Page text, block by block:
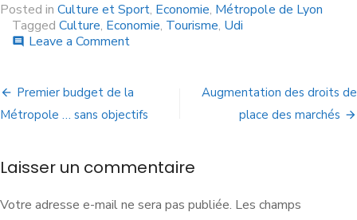
Posted in Culture et Sport, Economie, Métropole de Lyon
Tagged Culture, Economie, Tourisme, Udi
comment Leave a Comment
Premier budget de la
Métropole … sans objectifs
Augmentation des droits de
place des marchés
Laisser un commentaire
Votre adresse e-mail ne sera pas publiée. Les champs